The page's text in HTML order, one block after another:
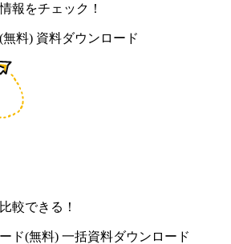
報をチェック！
無料) 資料ダウンロード
較できる！
ド(無料) 一括資料ダウンロード